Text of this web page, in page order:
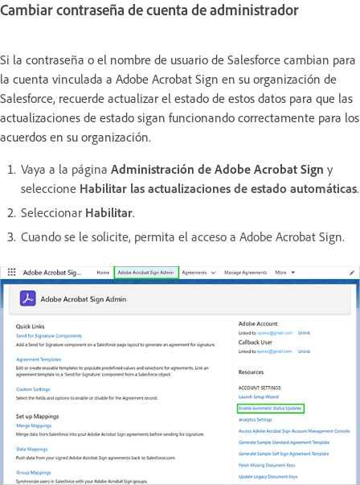
Cambiar contraseña de cuenta de administrador
Si la contraseña o el nombre de usuario de Salesforce cambian para
la cuenta vinculada a Adobe Acrobat Sign en su organización de
Salesforce, recuerde actualizar el estado de estos datos para que las
actualizaciones de estado sigan funcionando correctamente para los
acuerdos en su organización.
Vaya a la página Administración de Adobe Acrobat Sign y
seleccione Habilitar las actualizaciones de estado automáticas.
Seleccionar Habilitar.
Cuando se le solicite, permita el acceso a Adobe Acrobat Sign.